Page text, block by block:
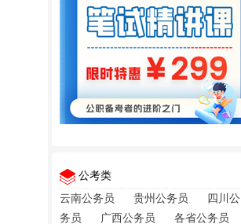
公考类
云南公务员
贵州公务员
四川公
务员
广西公务员
各省公务员